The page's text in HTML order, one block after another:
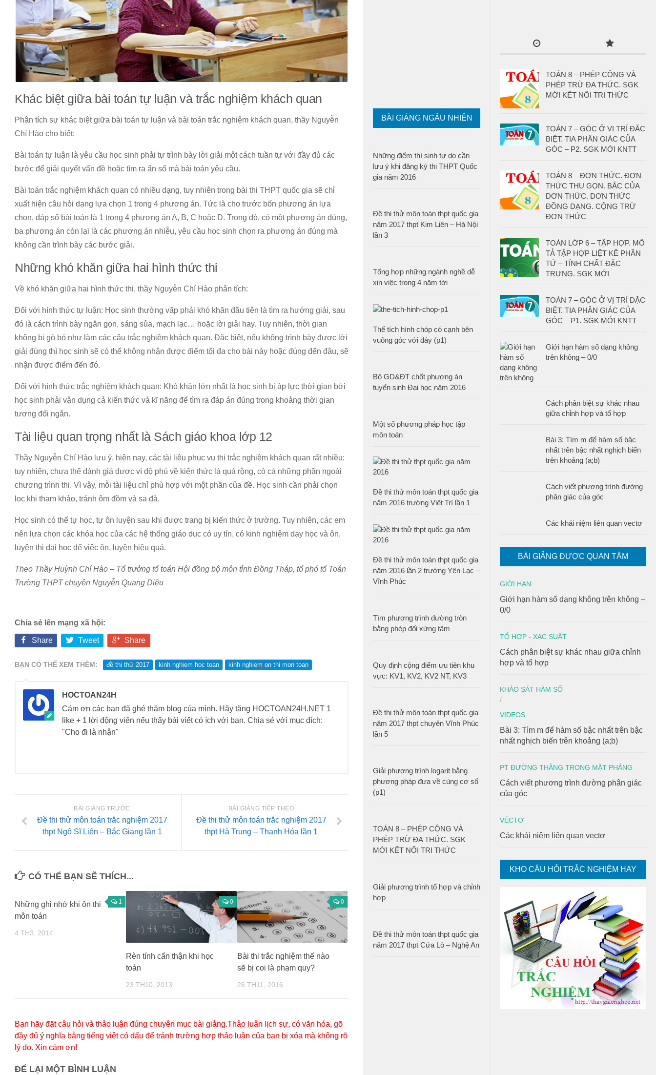
Khác biệt giữa bài toán tự luận và trắc nghiệm khách quan
Phân tích sự khác biệt giữa bài toán tự luận và bài toán trắc nghiệm khách quan, thầy Nguyễn
Chí Hào cho biết:
Bài toán tự luận là yêu cầu học sinh phải tự trình bày lời giải một cách tuần tự với đầy đủ các
bước để giải quyết vấn đề hoặc tìm ra ẩn số mà bài toán yêu cầu.
Bài toán trắc nghiệm khách quan có nhiều dạng, tuy nhiên trong bài thi THPT quốc gia sẽ chỉ
xuất hiện câu hỏi dạng lựa chọn 1 trong 4 phương án. Tức là cho trước bốn phương án lựa
chọn, đáp số bài toán là 1 trong 4 phương án A, B, C hoặc D. Trong đó, có một phương án đúng,
ba phương án còn lại là các phương án nhiễu, yêu cầu học sinh chọn ra phương án đúng mà
không cần trình bày các bước giải.
Những khó khăn giữa hai hình thức thi
Về khó khăn giữa hai hình thức thi, thầy Nguyễn Chí Hào phân tích:
Đối với hình thức tự luận: Học sinh thường vấp phải khó khăn đầu tiên là tìm ra hướng giải, sau
đó là cách trình bày ngắn gọn, sáng sủa, mạch lạc… hoặc lời giải hay. Tuy nhiên, thời gian
không bị gò bó như làm các câu trắc nghiệm khách quan. Đặc biệt, nếu không trình bày được lời
giải đúng thì học sinh sẽ có thể không nhận được điểm tối đa cho bài này hoặc đúng đến đâu, sẽ
nhận được điểm đến đó.
Đối với hình thức trắc nghiệm khách quan: Khó khăn lớn nhất là học sinh bị áp lực thời gian bởi
học sinh phải vận dụng cả kiến thức và kĩ năng để tìm ra đáp án đúng trong khoảng thời gian
tương đối ngắn.
Tài liệu quan trọng nhất là Sách giáo khoa lớp 12
Thầy Nguyễn Chí Hào lưu ý, hiện nay, các tài liệu phục vụ thi trắc nghiệm khách quan rất nhiều;
tuy nhiên, chưa thể đánh giá được vì độ phủ về kiến thức là quá rộng, có cả những phần ngoài
chương trình thi. Vì vậy, mỗi tài liệu chỉ phù hợp với một phần của đề. Học sinh cần phải chọn
lọc khi tham khảo, tránh ôm đồm và sa đà.
Học sinh có thể tự học, tự ôn luyện sau khi được trang bị kiến thức ở trường. Tuy nhiên, các em
nên lựa chọn các khóa học của các hệ thống giáo dục có uy tín, có kinh nghiệm dạy học và ôn,
luyện thi đại học để việc ôn, luyện hiệu quả.
Theo Thầy Huỳnh Chí Hào – Tổ trưởng tổ toán Hội đồng bộ môn tỉnh Đồng Tháp, tổ phó tổ Toán
Trường THPT chuyên Nguyễn Quang Diêu
Chia sẻ lên mạng xã hội:
Share Tweet Share
BẠN CÓ THỂ XEM THÊM: đề thi thử 2017 kinh nghiem hoc toan kinh nghiem on thi mon toan
HOCTOAN24H
Cám ơn các bạn đã ghé thăm blog của mình. Hãy tặng HOCTOAN24H.NET 1
like + 1 lời động viên nếu thấy bài viết có ích với bạn. Chia sẻ với mục đích:
"Cho đi là nhận"
BÀI GIẢNG TIẾP THEO
Đề thi thử môn toán trắc nghiệm 2017
thpt Hà Trung – Thanh Hóa lần 1
BÀI GIẢNG TRƯỚC
Đề thi thử môn toán trắc nghiệm 2017
thpt Ngô Sĩ Liên – Bắc Giang lần 1
CÓ THỂ BẠN SẼ THÍCH...
1
Những ghi nhớ khi ôn thi
môn toán
4 TH3, 2014
0
Rèn tính cẩn thận khi học
toán
23 TH10, 2013
0
Bài thi trắc nghiệm thế nào
sẽ bị coi là phạm quy?
26 TH11, 2016
Bạn hãy đặt câu hỏi và thảo luận đúng chuyên mục bài giảng.Thảo luận lịch sự, có văn hóa, gõ
đầy đủ ý nghĩa bằng tiếng việt có dấu để tránh trường hợp thảo luận của bạn bị xóa mà không rõ
lý do. Xin cám ơn!
ĐỂ LẠI MỘT BÌNH LUẬN
TOÁN 8 – PHÉP CỘNG VÀ
PHÉP TRỪ ĐA THỨC. SGK
MỚI KẾT NỐI TRI THỨC
TOÁN 7 – GÓC Ở VỊ TRÍ ĐẶC
BIỆT. TIA PHÂN GIÁC CỦA
GÓC – P2. SGK MỚI KNTT
TOÁN 8 – ĐƠN THỨC. ĐƠN
THỨC THU GỌN. BẬC CỦA
ĐƠN THỨC. ĐƠN THỨC
ĐỒNG DẠNG. CỘNG TRỪ
ĐƠN THỨC
TOÁN LỚP 6 – TẬP HỢP. MÔ
TẢ TẬP HỢP LIỆT KÊ PHẦN
TỬ – TÍNH CHẤT ĐẶC
TRƯNG. SGK MỚI
TOÁN 7 – GÓC Ở VỊ TRÍ ĐẶC
BIỆT. TIA PHÂN GIÁC CỦA
GÓC – P1. SGK MỚI KNTT
Giới hạn hàm số dạng không
trên không – 0/0
Cách phân biệt sự khác nhau
giữa chỉnh hợp và tổ hợp
Bài 3: Tìm m để hàm số bậc
nhất trên bậc nhất nghịch biến
trên khoảng (a;b)
Cách viết phương trình đường
phân giác của góc
Các khái niệm liên quan vectơ
BÀI GIẢNG ĐƯỢC QUAN TÂM
GIỚI HẠN
Giới hạn hàm số dạng không trên không –
0/0
TỔ HỢP - XAC SUẤT
Cách phân biệt sự khác nhau giữa chỉnh
hợp và tổ hợp
KHẢO SÁT HÀM SỐ
/
VIDEOS
Bài 3: Tìm m để hàm số bậc nhất trên bậc
nhất nghịch biến trên khoảng (a;b)
PT ĐƯỜNG THẲNG TRONG MẶT PHẲNG
Cách viết phương trình đường phân giác
của góc
VÉCTƠ
Các khái niệm liên quan vectơ
KHO CÂU HỎI TRẮC NGHIỆM HAY
BÀI GIẢNG NGẪU NHIÊN
Những điểm thí sinh tự do cần
lưu ý khi đăng ký thi THPT Quốc
gia năm 2016
Đề thi thử môn toán thpt quốc gia
năm 2017 thpt Kim Liên – Hà Nội
lần 3
Tổng hợp những ngành nghề dễ
xin việc trong 4 năm tới
Thể tích hình chóp có cạnh bên
vuông góc với đáy (p1)
Bộ GD&ĐT chốt phương án
tuyển sinh Đại học năm 2016
Một số phương pháp học tập
môn toán
Đề thi thử môn toán thpt quốc gia
năm 2016 trường Việt Trì lần 1
Đề thi thử môn toán thpt quốc gia
năm 2016 lần 2 trường Yên Lạc –
Vĩnh Phúc
Tìm phương trình đường tròn
bằng phép đối xứng tâm
Quy định cộng điểm ưu tiên khu
vực: KV1, KV2, KV2 NT, KV3
Đề thi thử môn toán thpt quốc gia
năm 2017 thpt chuyên Vĩnh Phúc
lần 5
Giải phương trình logarit bằng
phương pháp đưa về cùng cơ số
(p1)
TOÁN 8 – PHÉP CỘNG VÀ
PHÉP TRỪ ĐA THỨC. SGK
MỚI KẾT NỐI TRI THỨC
Giải phương trình tổ hợp và chỉnh
hợp
Đề thi thử môn toán thpt quốc gia
năm 2017 thpt Cửa Lò – Nghệ An